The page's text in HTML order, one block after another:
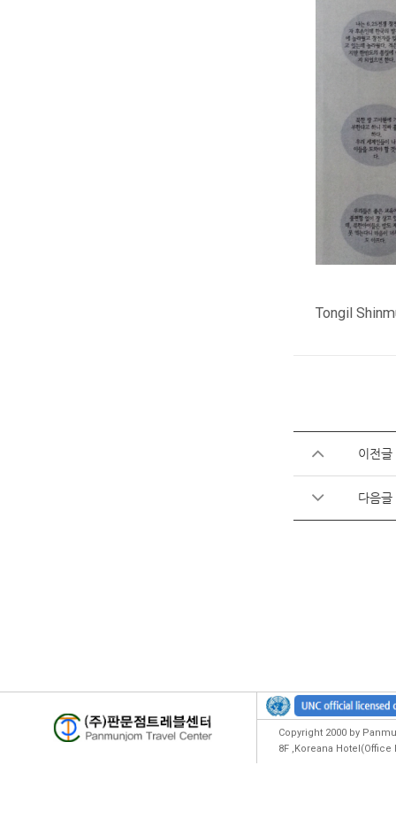
Tongil
이전글
다음글
Copyright 2000 by
8F ,Koreana